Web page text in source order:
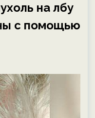
на лбу
с помощью